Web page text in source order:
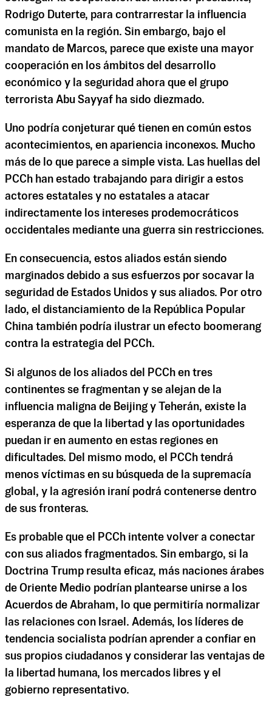
Rodrigo Duterte, para contrarrestar la influencia
comunista en la región. Sin embargo, bajo el
mandato de Marcos, parece que existe una mayor
cooperación en los ámbitos del desarrollo
económico y la seguridad ahora que el grupo
terrorista Abu Sayyaf ha sido diezmado.
Uno podría conjeturar qué tienen en común estos
acontecimientos, en apariencia inconexos. Mucho
más de lo que parece a simple vista. Las huellas del
PCCh han estado trabajando para dirigir a estos
actores estatales y no estatales a atacar
indirectamente los intereses prodemocráticos
occidentales mediante una guerra sin restricciones.
En consecuencia, estos aliados están siendo
marginados debido a sus esfuerzos por socavar la
seguridad de Estados Unidos y sus aliados. Por otro
lado, el distanciamiento de la República Popular
China también podría ilustrar un efecto boomerang
contra la estrategia del PCCh.
Si algunos de los aliados del PCCh en tres
continentes se fragmentan y se alejan de la
influencia maligna de Beijing y Teherán, existe la
esperanza de que la libertad y las oportunidades
puedan ir en aumento en estas regiones en
dificultades. Del mismo modo, el PCCh tendrá
menos víctimas en su búsqueda de la supremacía
global, y la agresión iraní podrá contenerse dentro
de sus fronteras.
Es probable que el PCCh intente volver a conectar
con sus aliados fragmentados. Sin embargo, si la
Doctrina Trump resulta eficaz, más naciones árabes
de Oriente Medio podrían plantearse unirse a los
Acuerdos de Abraham, lo que permitiría normalizar
las relaciones con Israel. Además, los líderes de
tendencia socialista podrían aprender a confiar en
sus propios ciudadanos y considerar las ventajas de
la libertad humana, los mercados libres y el
gobierno representativo.